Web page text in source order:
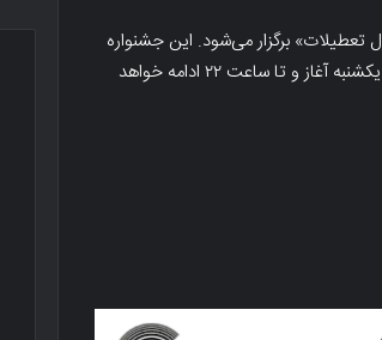
تعطیلات» برگزار می‌شود. این جشنواره
که توسط انجمن گردشگری لفکه و شهرداری لفکه برگزار می‌شود، از ساعت ۱۰ صبح روز یکشنبه آغاز و تا ساعت ۲۲ ادامه خواهد